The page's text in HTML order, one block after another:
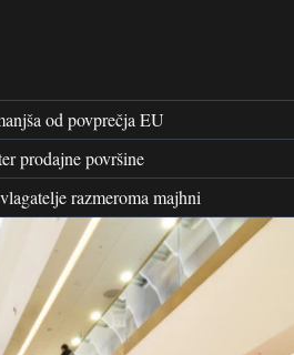
od povprečja EU
prodajne površine
razmeroma majhni